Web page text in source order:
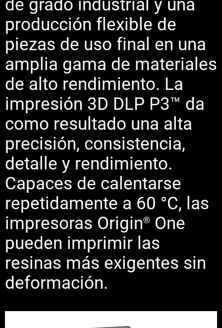
de grado industrial y una
producción flexible de
piezas de uso final en una
amplia gama de materiales
de alto rendimiento. La
impresión 3D DLP P3™ da
como resultado una alta
precisión, consistencia,
detalle y rendimiento.
Capaces de calentarse
repetidamente a 60 °C, las
impresoras Origin® One
pueden imprimir las
resinas más exigentes sin
deformación.